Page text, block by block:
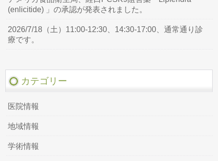
(enlicitide) 」の承認が発表されました。
2026/7/18（土）11:00-12:30、14:30-17:00、通常通り診
療です。
カテゴリー
医院情報
地域情報
学術情報